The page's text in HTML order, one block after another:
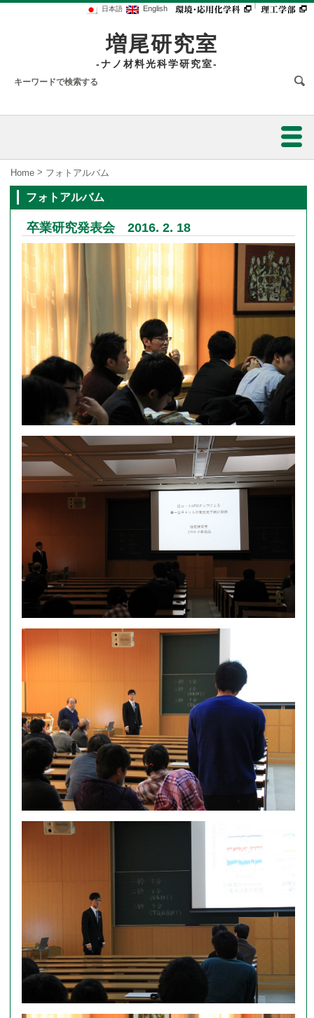
日本語 English ｜
増尾研究室
-ナノ材料光科学研究室-
研究内容
研究業績
原著論文
著書・総説等
国内学会
外部資金獲得状況
研究設備
フォトアルバム
Home > フォトアルバム
フォトアルバム
卒業研究発表会 2016. 2. 18